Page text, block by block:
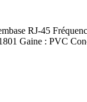
RJ-45
Gaine : PVC